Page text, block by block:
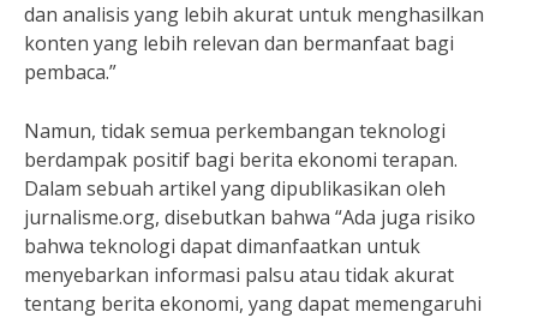
dan analisis yang lebih akurat untuk menghasilkan
konten yang lebih relevan dan bermanfaat bagi
pembaca.”
Namun, tidak semua perkembangan teknologi
berdampak positif bagi berita ekonomi terapan.
Dalam sebuah artikel yang dipublikasikan oleh
jurnalisme.org, disebutkan bahwa “Ada juga risiko
bahwa teknologi dapat dimanfaatkan untuk
menyebarkan informasi palsu atau tidak akurat
tentang berita ekonomi, yang dapat memengaruhi